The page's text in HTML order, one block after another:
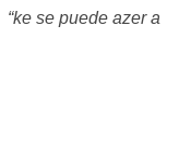
“ke se puede azer a